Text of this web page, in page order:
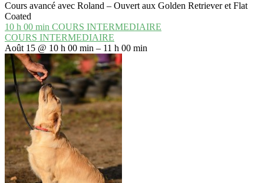
Cours avancé avec Roland – Ouvert aux Golden Retriever et Flat
Coated
10 h 00 min COURS INTERMEDIAIRE
COURS INTERMEDIAIRE
Août 15 @ 10 h 00 min – 11 h 00 min